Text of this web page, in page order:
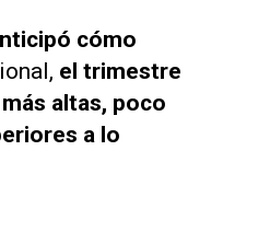
cómo
el trimestre
altas, poco
a lo